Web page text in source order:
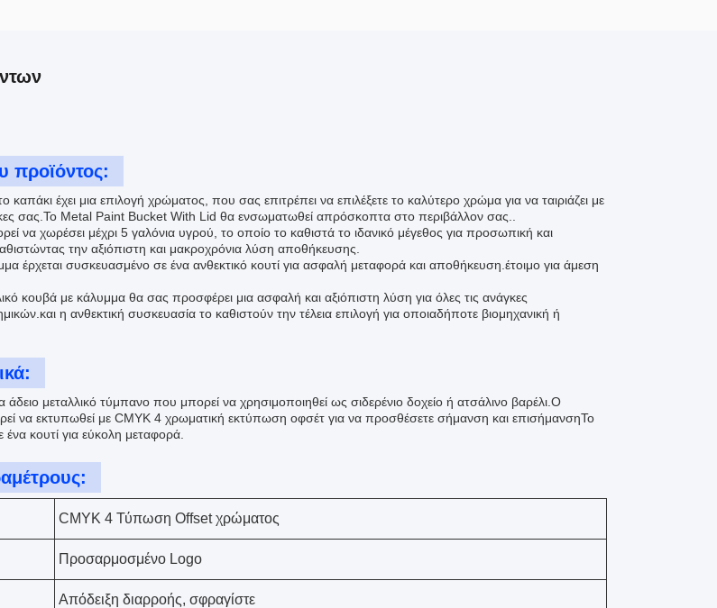
προϊόντος:
καπάκι έχει μια επιλογή χρώματος, που σας επιτρέπει να επιλέξετε το καλύτερο χρώμα για να ταιριάζει με
σας.Το Metal Paint Bucket With Lid θα ενσωματωθεί απρόσκοπτα στο περιβάλλον σας..
να χωρέσει μέχρι 5 γαλόνια υγρού, το οποίο το καθιστά το ιδανικό μέγεθος για προσωπική και
την αξιόπιστη και μακροχρόνια λύση αποθήκευσης.
έρχεται συσκευασμένο σε ένα ανθεκτικό κουτί για ασφαλή μεταφορά και αποθήκευση.έτοιμο για άμεση
κουβά με κάλυμμα θα σας προσφέρει μια ασφαλή και αξιόπιστη λύση για όλες τις ανάγκες
η ανθεκτική συσκευασία το καθιστούν την τέλεια επιλογή για οποιαδήποτε βιομηχανική ή
άδειο μεταλλικό τύμπανο που μπορεί να χρησιμοποιηθεί ως σιδερένιο δοχείο ή ατσάλινο βαρέλι.Ο
να εκτυπωθεί με CMYK 4 χρωματική εκτύπωση οφσέτ για να προσθέσετε σήμανση και επισήμανσηΤο
κουτί για εύκολη μεταφορά.
CMYK 4 Τύπωση Offset χρώματος
Προσαρμοσμένο Logo
Απόδειξη διαρροής, σφραγίστε